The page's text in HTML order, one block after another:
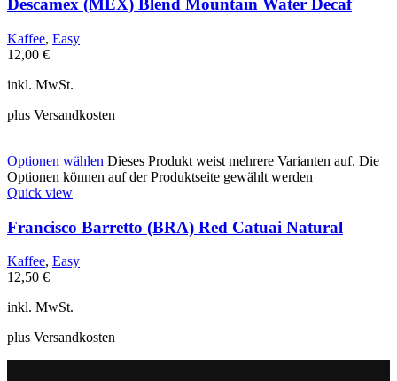
Descamex (MEX) Blend Mountain Water Decaf
Kaffee, Easy
12,00 €
inkl. MwSt.
plus Versandkosten
Optionen wählen Dieses Produkt weist mehrere Varianten auf. Die
Optionen können auf der Produktseite gewählt werden
Quick view
Francisco Barretto (BRA) Red Catuai Natural
Kaffee, Easy
12,50 €
inkl. MwSt.
plus Versandkosten